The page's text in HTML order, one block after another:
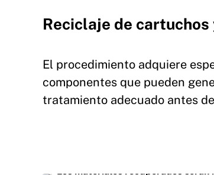
Reciclaje de
El procedimiento adquiere
componentes que pueden
tratamiento adecuado antes
Los materiales recuperados